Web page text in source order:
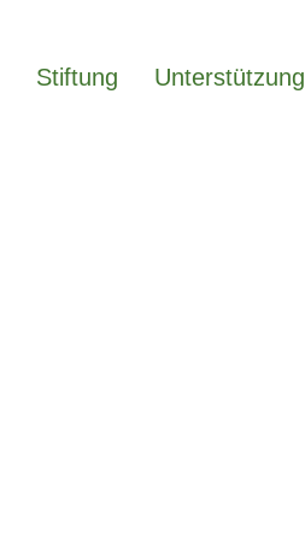
Stiftung Unterstützung